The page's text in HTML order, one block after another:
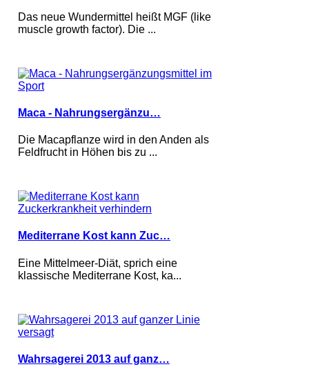
Das neue Wundermittel heißt MGF (like
muscle growth factor). Die ...
Maca - Nahrungsergänzu…
Die Macapflanze wird in den Anden als
Feldfrucht in Höhen bis zu ...
Mediterrane Kost kann Zuc…
Eine Mittelmeer-Diät, sprich eine
klassische Mediterrane Kost, ka...
Wahrsagerei 2013 auf ganz…